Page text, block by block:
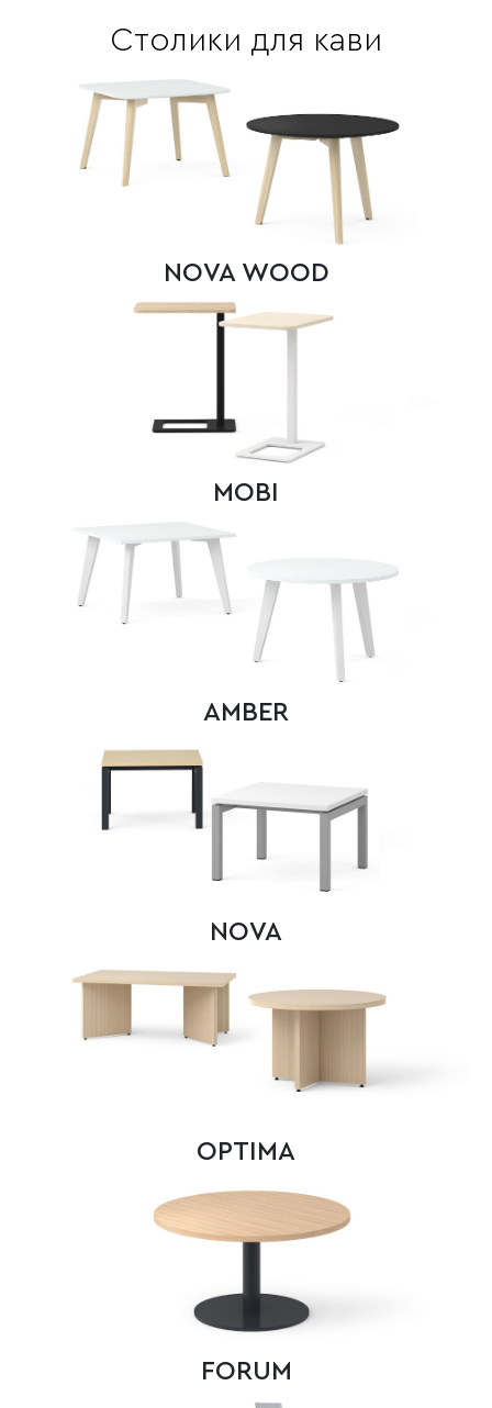
Столики для кави
NOVA WOOD
MOBI
AMBER
NOVA
OPTIMA
FORUM